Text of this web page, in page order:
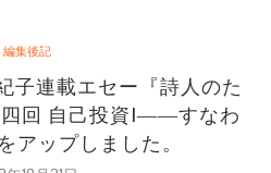
編集後記
子連載エセー『詩人のた
回 自己投資I――すなわ
アップしました。